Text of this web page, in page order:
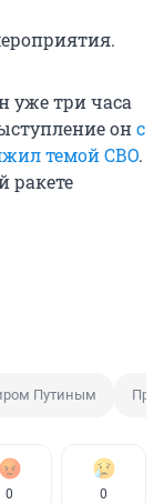
уже три часа
онс
темой СВО.
ракете
Путиным
0 0